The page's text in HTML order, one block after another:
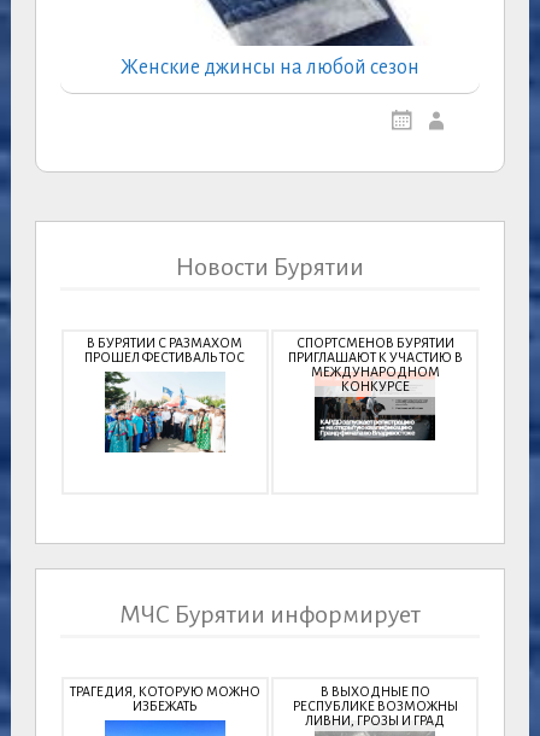
Женские джинсы на любой сезон
Новости Бурятии
В БУРЯТИИ С РАЗМАХОМ
ПРОШЕЛ ФЕСТИВАЛЬ ТОС
СПОРТСМЕНОВ БУРЯТИИ
ПРИГЛАШАЮТ К УЧАСТИЮ В
МЕЖДУНАРОДНОМ
КОНКУРСЕ
МЧС Бурятии информирует
ТРАГЕДИЯ, КОТОРУЮ МОЖНО
ИЗБЕЖАТЬ
В ВЫХОДНЫЕ ПО
РЕСПУБЛИКЕ ВОЗМОЖНЫ
ЛИВНИ, ГРОЗЫ И ГРАД